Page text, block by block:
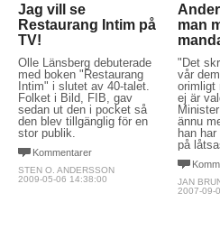
Jag vill se
Restaurang Intim på
TV!
Olle Länsberg debuterade
med boken "Restaurang
Intim" i slutet av 40-talet.
Folket i Bild, FIB, gav
sedan ut den i pocket så
den blev tillgänglig för en
stor publik.
Kommentarer
STEN O. ANDERSSON
2009-05-06 14:38:00
man
"Det
vår
orimligt
ej är
ännu
han
på
JAN
2007-09-